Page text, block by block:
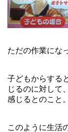
ただの作業にな
子どもからする
じるのに対して
感じるとのこと。
このように生活